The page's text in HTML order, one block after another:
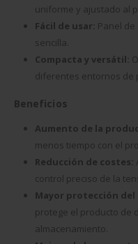
uniforme y ajustado al
Fácil de usar: Panel
sencilla.
Compacta y versátil:
diferentes entornos de
Beneficios
Aumento de la
menos tiempo con el
Reducción de costes:
control preciso de la
Mayor protección del
protege el producto de
almacenamiento.